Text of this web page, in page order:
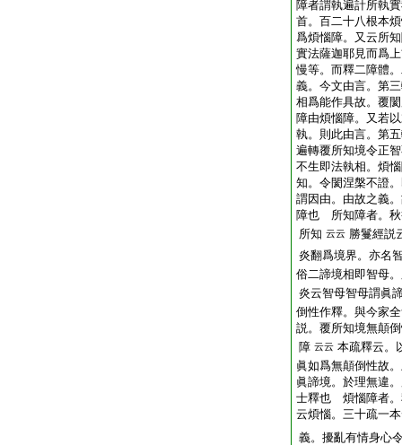
障者謂執遍計所執
首。百二十八根本
爲煩惱障。又云所
實法薩迦耶見而爲
慢等。而釋二障體
義。今文由言。第
相爲能作具故。覆
障由煩惱障。又若
執。則此由言。第
遍轉覆所知境令正
不生即法執相。煩
知。令閡涅槃不證
謂因由。由故之義
障也 所知障者。秋
所知 云云 勝鬘經説
炎翻爲境界。亦名
俗二諦境相即智母
炎云智母智母謂眞
倒性作釋。與今家
説。覆所知境無顛
障 云云 本疏釋云。
眞如爲無顛倒性故
眞諦境。於理無違
士釋也 煩惱障者。
云煩惱。三十疏一
義。擾亂有情身心